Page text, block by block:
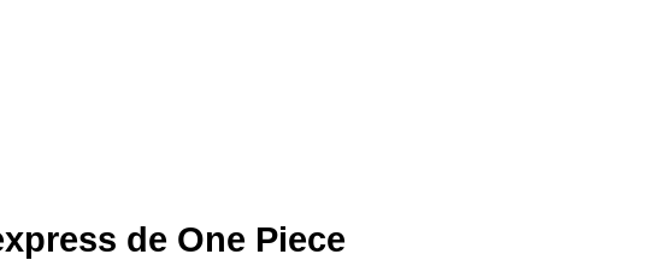
de One Piece